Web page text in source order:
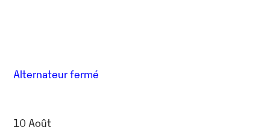
Alternateur fermé
10 Août